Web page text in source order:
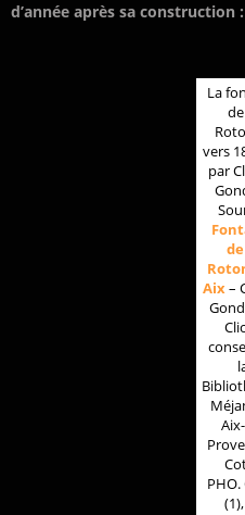
d’année après sa construction :
La
vers
par
Aix–
PHO.